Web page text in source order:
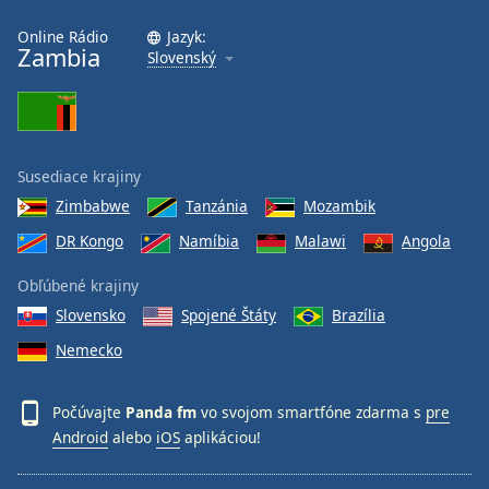
Opacity
Caption
Area
Color
Opacity
Font
Size
Text
Edge
Online Rádio
Zambia
Jazyk:
Slovenský
Susediace krajiny
Zimbabwe
Tanzánia
Mozambik
DR Kongo
Namíbia Malawi Angola
Obľúbené krajiny
Slovensko
Spojené Štáty
Brazília
Nemecko
Počúvajte Panda fm vo svojom smartfóne zdarma s pre
Android alebo iOS aplikáciou!